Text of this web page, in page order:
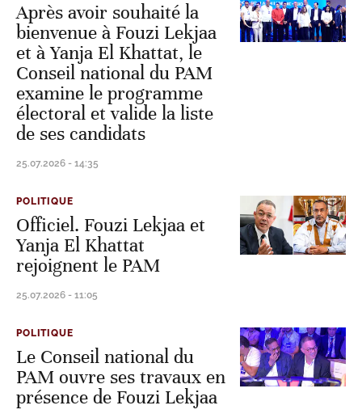
Après avoir souhaité la
bienvenue à Fouzi Lekjaa
et à Yanja El Khattat, le
Conseil national du PAM
examine le programme
électoral et valide la liste
de ses candidats
25.07.2026 - 14:35
POLITIQUE
Officiel. Fouzi Lekjaa et
Yanja El Khattat
rejoignent le PAM
25.07.2026 - 11:05
POLITIQUE
Le Conseil national du
PAM ouvre ses travaux en
présence de Fouzi Lekjaa